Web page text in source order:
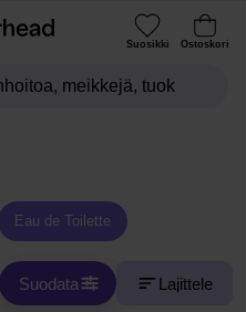
Suosikki Ostoskori
Eau de Toilette
Suodata Lajittele